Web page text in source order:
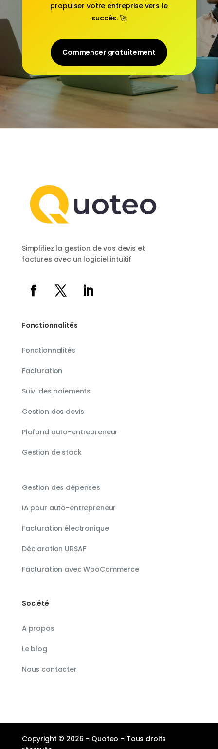
propulser votre entreprise vers le
succès. 🚀
Commencer gratuitement
Simplifiez la gestion de vos devis et
factures avec un logiciel intuitif
Fonctionnalités
Fonctionnalités
Facturation
Suivi des paiements
Gestion des devis
Plafond auto-entrepreneur
Gestion de stock
Gestion des dépenses
IA pour auto-entrepreneur
Facturation électronique
Déclaration URSAF
Facturation avec WooCommerce
Société
A propos
Le blog
Nous contacter
Copyright © 2026 – Quoteo – Tous droits